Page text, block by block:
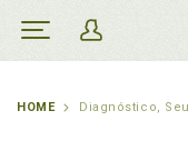
HOME Diagnóstico,